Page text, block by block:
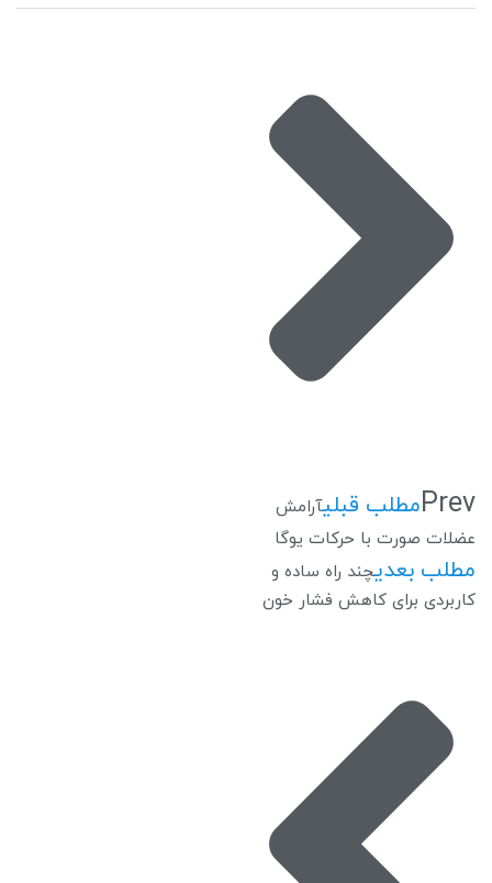
Prevمطلب قبلیآرامش
عضلات صورت با حرکات یوگا
مطلب بعدیچند راه ساده و
کاربردی برای کاهش فشار خون